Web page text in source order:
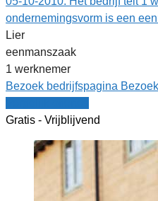
ondernemingsvorm is een
Lier
eenmanszaak
1 werknemer
Bezoek bedrijfspagina
Gratis - Vrijblijvend